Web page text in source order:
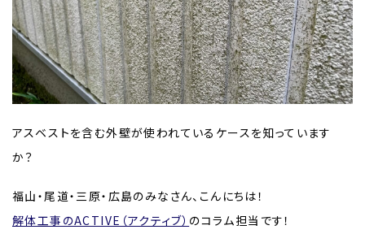
アスベストを含む外壁が使われているケースを知っています
か？
福山・尾道・三原・広島のみなさん、こんにちは！
解体工事のACTIVE（アクティブ） のコラム担当です！